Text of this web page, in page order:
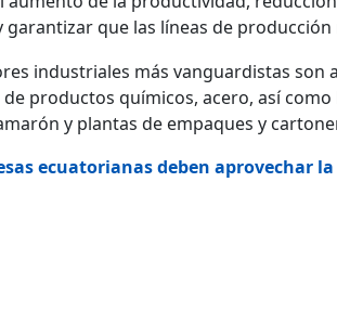
garantizar que las líneas de
industriales más vanguardistas
productos químicos, acero, así
y plantas de empaques y
ecuatorianas deben aprovechar